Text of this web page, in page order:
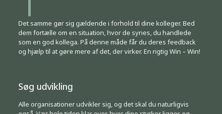
Det samme gør sig gældende i forhold til dine kolleger. Bed
dem fortælle om en situation, hvor de synes, du handlede
som en god kollega. På denne måde får du deres feedback
og hjælp til at gøre mere af det, der virker. En rigtig Win – Win!
Søg udvikling
Alle organisationer udvikler sig, og det skal du naturligvis